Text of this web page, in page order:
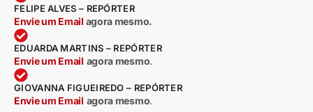
FELIPE ALVES – REPÓRTER
Envie um Email agora mesmo.
EDUARDA MARTINS – REPÓRTER
Envie um Email agora mesmo.
GIOVANNA FIGUEIREDO – REPÓRTER
Envie um Email agora mesmo.